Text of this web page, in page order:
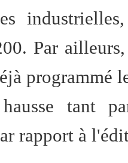
Par
programmé
tant
rapport à